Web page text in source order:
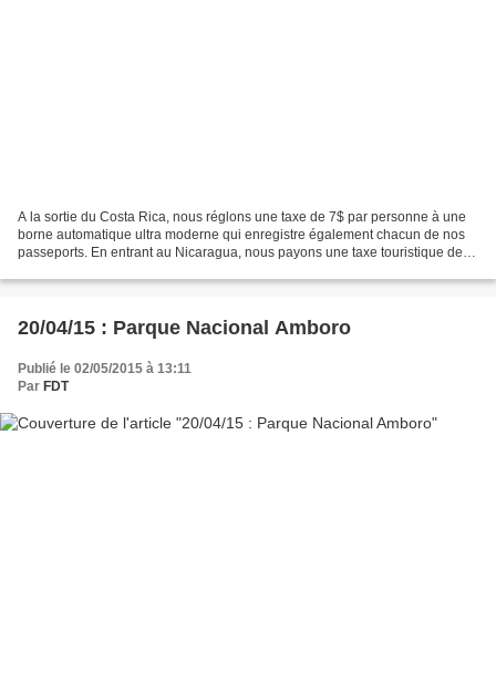
A la sortie du Costa Rica, nous réglons une taxe de 7$ par personne à une
borne automatique ultra moderne qui enregistre également chacun de nos
passeports. En entrant au Nicaragua, nous payons une taxe touristique de
20/04/15 : Parque Nacional Amboro
Publié le 02/05/2015 à 13:11
Par FDT